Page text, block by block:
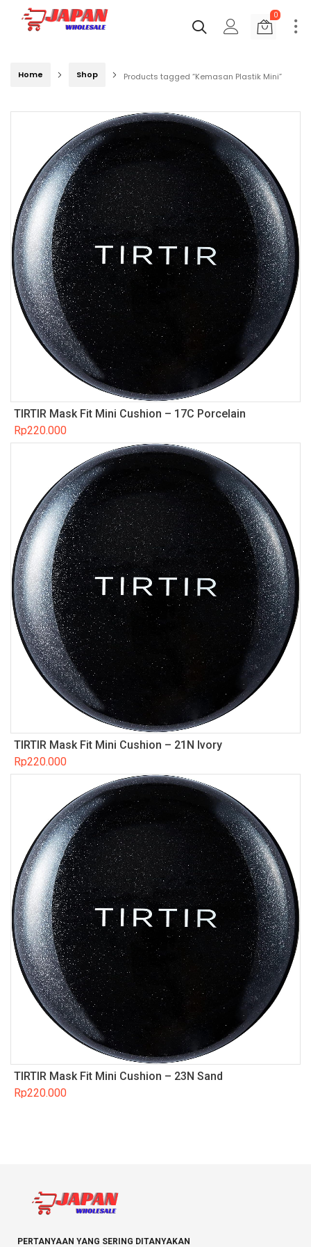
0
Home Shop Products tagged “Kemasan Plastik Mini”
TIRTIR Mask Fit Mini Cushion – 17C Porcelain
Rp220.000
TIRTIR Mask Fit Mini Cushion – 21N Ivory
Rp220.000
TIRTIR Mask Fit Mini Cushion – 23N Sand
Rp220.000
PERTANYAAN YANG SERING DITANYAKAN